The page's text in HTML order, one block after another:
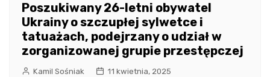
Poszukiwany 26-letni obywatel
Ukrainy o szczupłej sylwetce i
tatuażach, podejrzany o udział w
zorganizowanej grupie przestępczej
Kamil Sośniak 11 kwietnia, 2025